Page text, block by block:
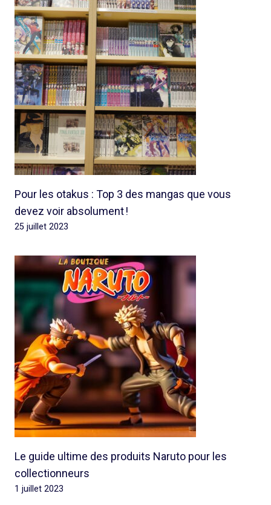
Pour les otakus : Top 3 des mangas que vous
devez voir absolument !
25 juillet 2023
Le guide ultime des produits Naruto pour les
collectionneurs
1 juillet 2023